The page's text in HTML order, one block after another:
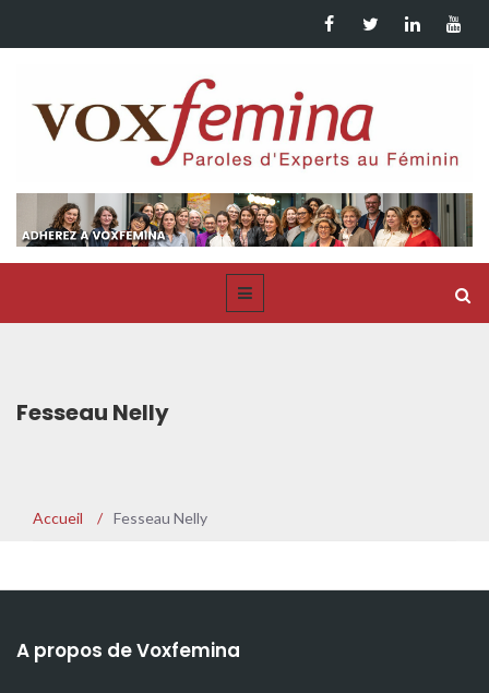
Fesseau Nelly
Accueil / Fesseau Nelly
A propos de Voxfemina